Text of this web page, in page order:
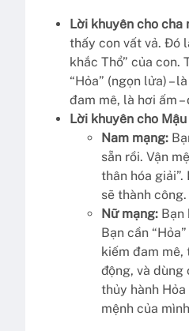
Lời khuyên cho cha
thấy con vất vả. Đó
khắc Thổ” của con.
“Hỏa” (ngọn lửa) –
đam mê, là hơi ấm –
Lời khuyên cho
Nam mạng:
sẵn rồi. Vận
thân hóa
sẽ thành công.
Nữ mạng: Bạn
Bạn cần
kiếm đam
động, và dùng
thủy hành Hỏa
mệnh của